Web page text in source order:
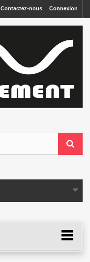
Connexion
Contactez-nous